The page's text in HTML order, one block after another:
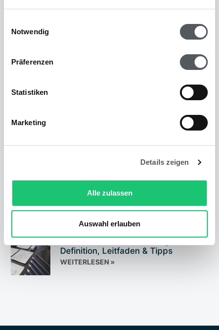
Notwendig
Präferenzen
Statistiken
Marketing
Details zeigen
Alle zulassen
Auswahl erlauben
Rechnungen digitalisieren: So geht’s
Nutzen und Alternativen
Vorbereitende Buchhaltung:
Definition, Leitfaden & Tipps
WEITERLESEN »